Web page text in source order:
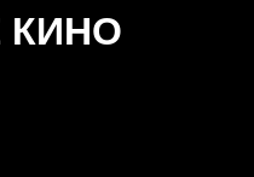
КИНО